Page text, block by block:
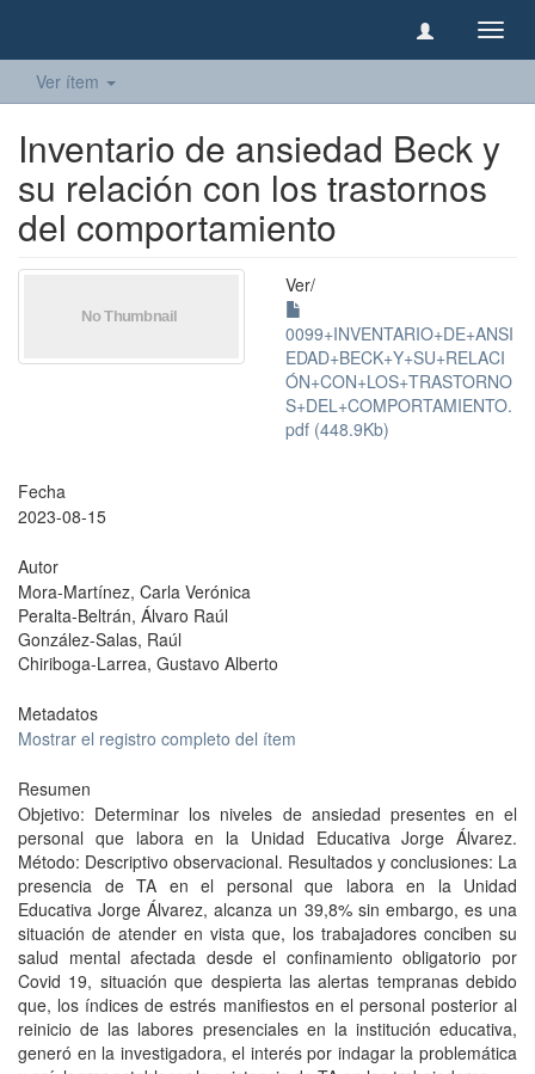
Ver ítem
Inventario de ansiedad Beck y
su relación con los trastornos
del comportamiento
Ver/
0099+INVENTARIO+DE+ANSI
EDAD+BECK+Y+SU+RELACI
ÓN+CON+LOS+TRASTORNO
S+DEL+COMPORTAMIENTO.
pdf (448.9Kb)
Fecha
2023-08-15
Autor
Mora-Martínez, Carla Verónica
Peralta-Beltrán, Álvaro Raúl
González-Salas, Raúl
Chiriboga-Larrea, Gustavo Alberto
Metadatos
Mostrar el registro completo del ítem
Resumen
Objetivo: Determinar los niveles de ansiedad presentes en el
personal que labora en la Unidad Educativa Jorge Álvarez.
Método: Descriptivo observacional. Resultados y conclusiones: La
presencia de TA en el personal que labora en la Unidad
Educativa Jorge Álvarez, alcanza un 39,8% sin embargo, es una
situación de atender en vista que, los trabajadores conciben su
salud mental afectada desde el confinamiento obligatorio por
Covid 19, situación que despierta las alertas tempranas debido
que, los índices de estrés manifiestos en el personal posterior al
reinicio de las labores presenciales en la institución educativa,
generó en la investigadora, el interés por indagar la problemática